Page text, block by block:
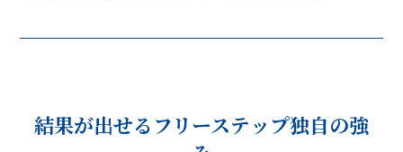
結果が出せるフリーステップ独自の強